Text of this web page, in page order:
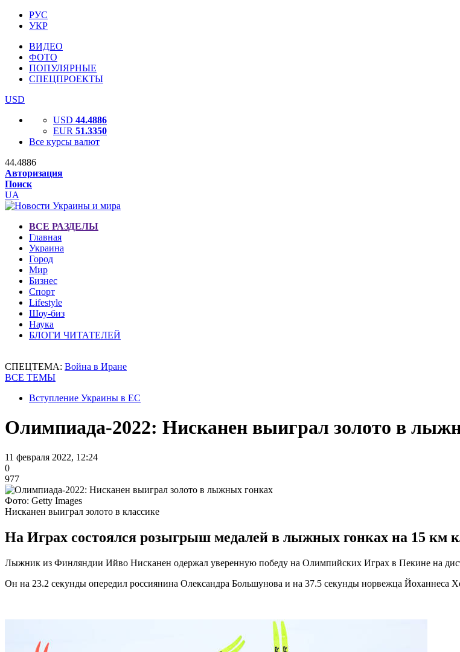
РУС
УКР
ВИДЕО
ФОТО
ПОПУЛЯРНЫЕ
СПЕЦПРОЕКТЫ
USD
USD 44.4886
EUR 51.3350
Все курсы валют
44.4886
Авторизация
Поиск
UA
ВСЕ РАЗДЕЛЫ
Главная
Украина
Город
Мир
Бизнес
Спорт
Lifestyle
Шоу-биз
Наука
БЛОГИ ЧИТАТЕЛЕЙ
СПЕЦТЕМА: Война в Иране
ВСЕ ТЕМЫ
Вступление Украины в ЕС
Олимпиада-2022: Нисканен выиграл золото в
11 февраля 2022, 12:24
0
977
Фото: Getty Images
Нисканен выиграл золото в классике
На Играх состоялся розыгрыш медалей в лыжных гонках на 15 км
Лыжник из Финляндии Ийво Нисканен одержал уверенную победу на Олимпийских Играх в Пекине на
Он на 23.2 секунды опередил россиянина Олександра Большунова и на 37.5 секунды норвежца Йоханнеса